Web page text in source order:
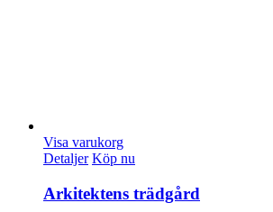
Visa varukorg
Detaljer Köp nu
Arkitektens trädgård